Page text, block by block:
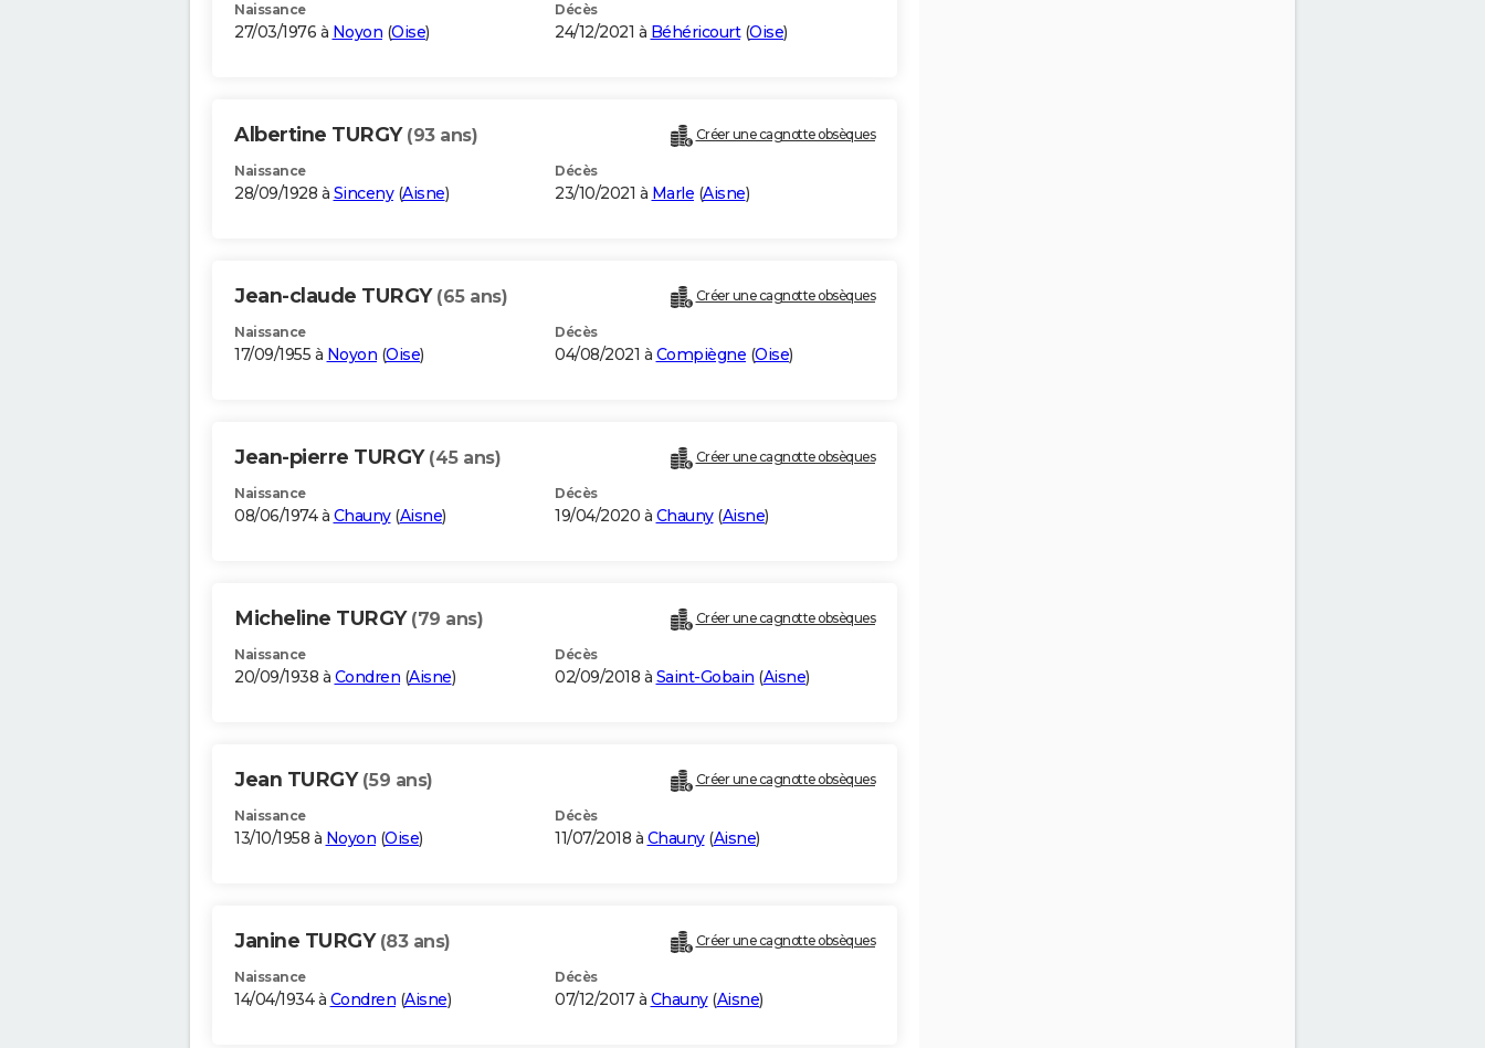
Naissance
27/03/1976 à Noyon (Oise)
Décès
24/12/2021 à Béhéricourt(Oise)
Albertine TURGY (93 ans) Créer une cagnotte obsèques
Naissance
28/09/1928 à Sinceny(Aisne)
Décès
23/10/2021 à Marle (Aisne)
Jean-claude TURGY (65 ans) Créer une cagnotte obsèques
Naissance
17/09/1955 à Noyon (Oise)
Décès
04/08/2021 à Compiègne (Oise)
Jean-pierre TURGY (45 ans) Créer une cagnotte obsèques
Naissance
08/06/1974 à Chauny(Aisne)
Décès
19/04/2020 à Chauny(Aisne)
Micheline TURGY (79 ans) Créer une cagnotte obsèques
Naissance
20/09/1938 à Condren (Aisne)
Décès
02/09/2018 à Saint-Gobain (Aisne)
Jean TURGY (59 ans) Créer une cagnotte obsèques
Naissance
13/10/1958 à Noyon (Oise)
Décès
11/07/2018 à Chauny(Aisne)
Janine TURGY (83 ans) Créer une cagnotte obsèques
Naissance
14/04/1934 à Condren (Aisne)
Décès
07/12/2017 à Chauny(Aisne)